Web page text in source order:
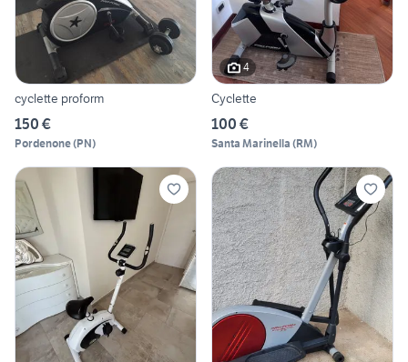
cyclette proform
150 €
Pordenone(PN)
4
Cyclette
100 €
Santa Marinella (RM)